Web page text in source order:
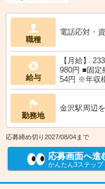
職種
電話応対・
給与
【月給】
980円 ■固定
54円 ※年収
勤務地
金沢駅周辺
応募締め切り2027/08/04まで
応募画面へ進
かんたん3ステップ